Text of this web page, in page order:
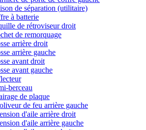
de séparation (utilitaire)
à batterie
de rétroviseur droit
de remorquage
arrière droit
arrière gauche
avant droit
avant gauche
berceau
de plaque
de feu arrière gauche
d'aile arrière droit
d'aile arrière gauche